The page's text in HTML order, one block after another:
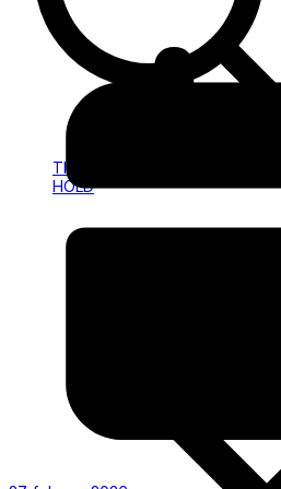
HOLD
INFO
TILMELDING
HOLD